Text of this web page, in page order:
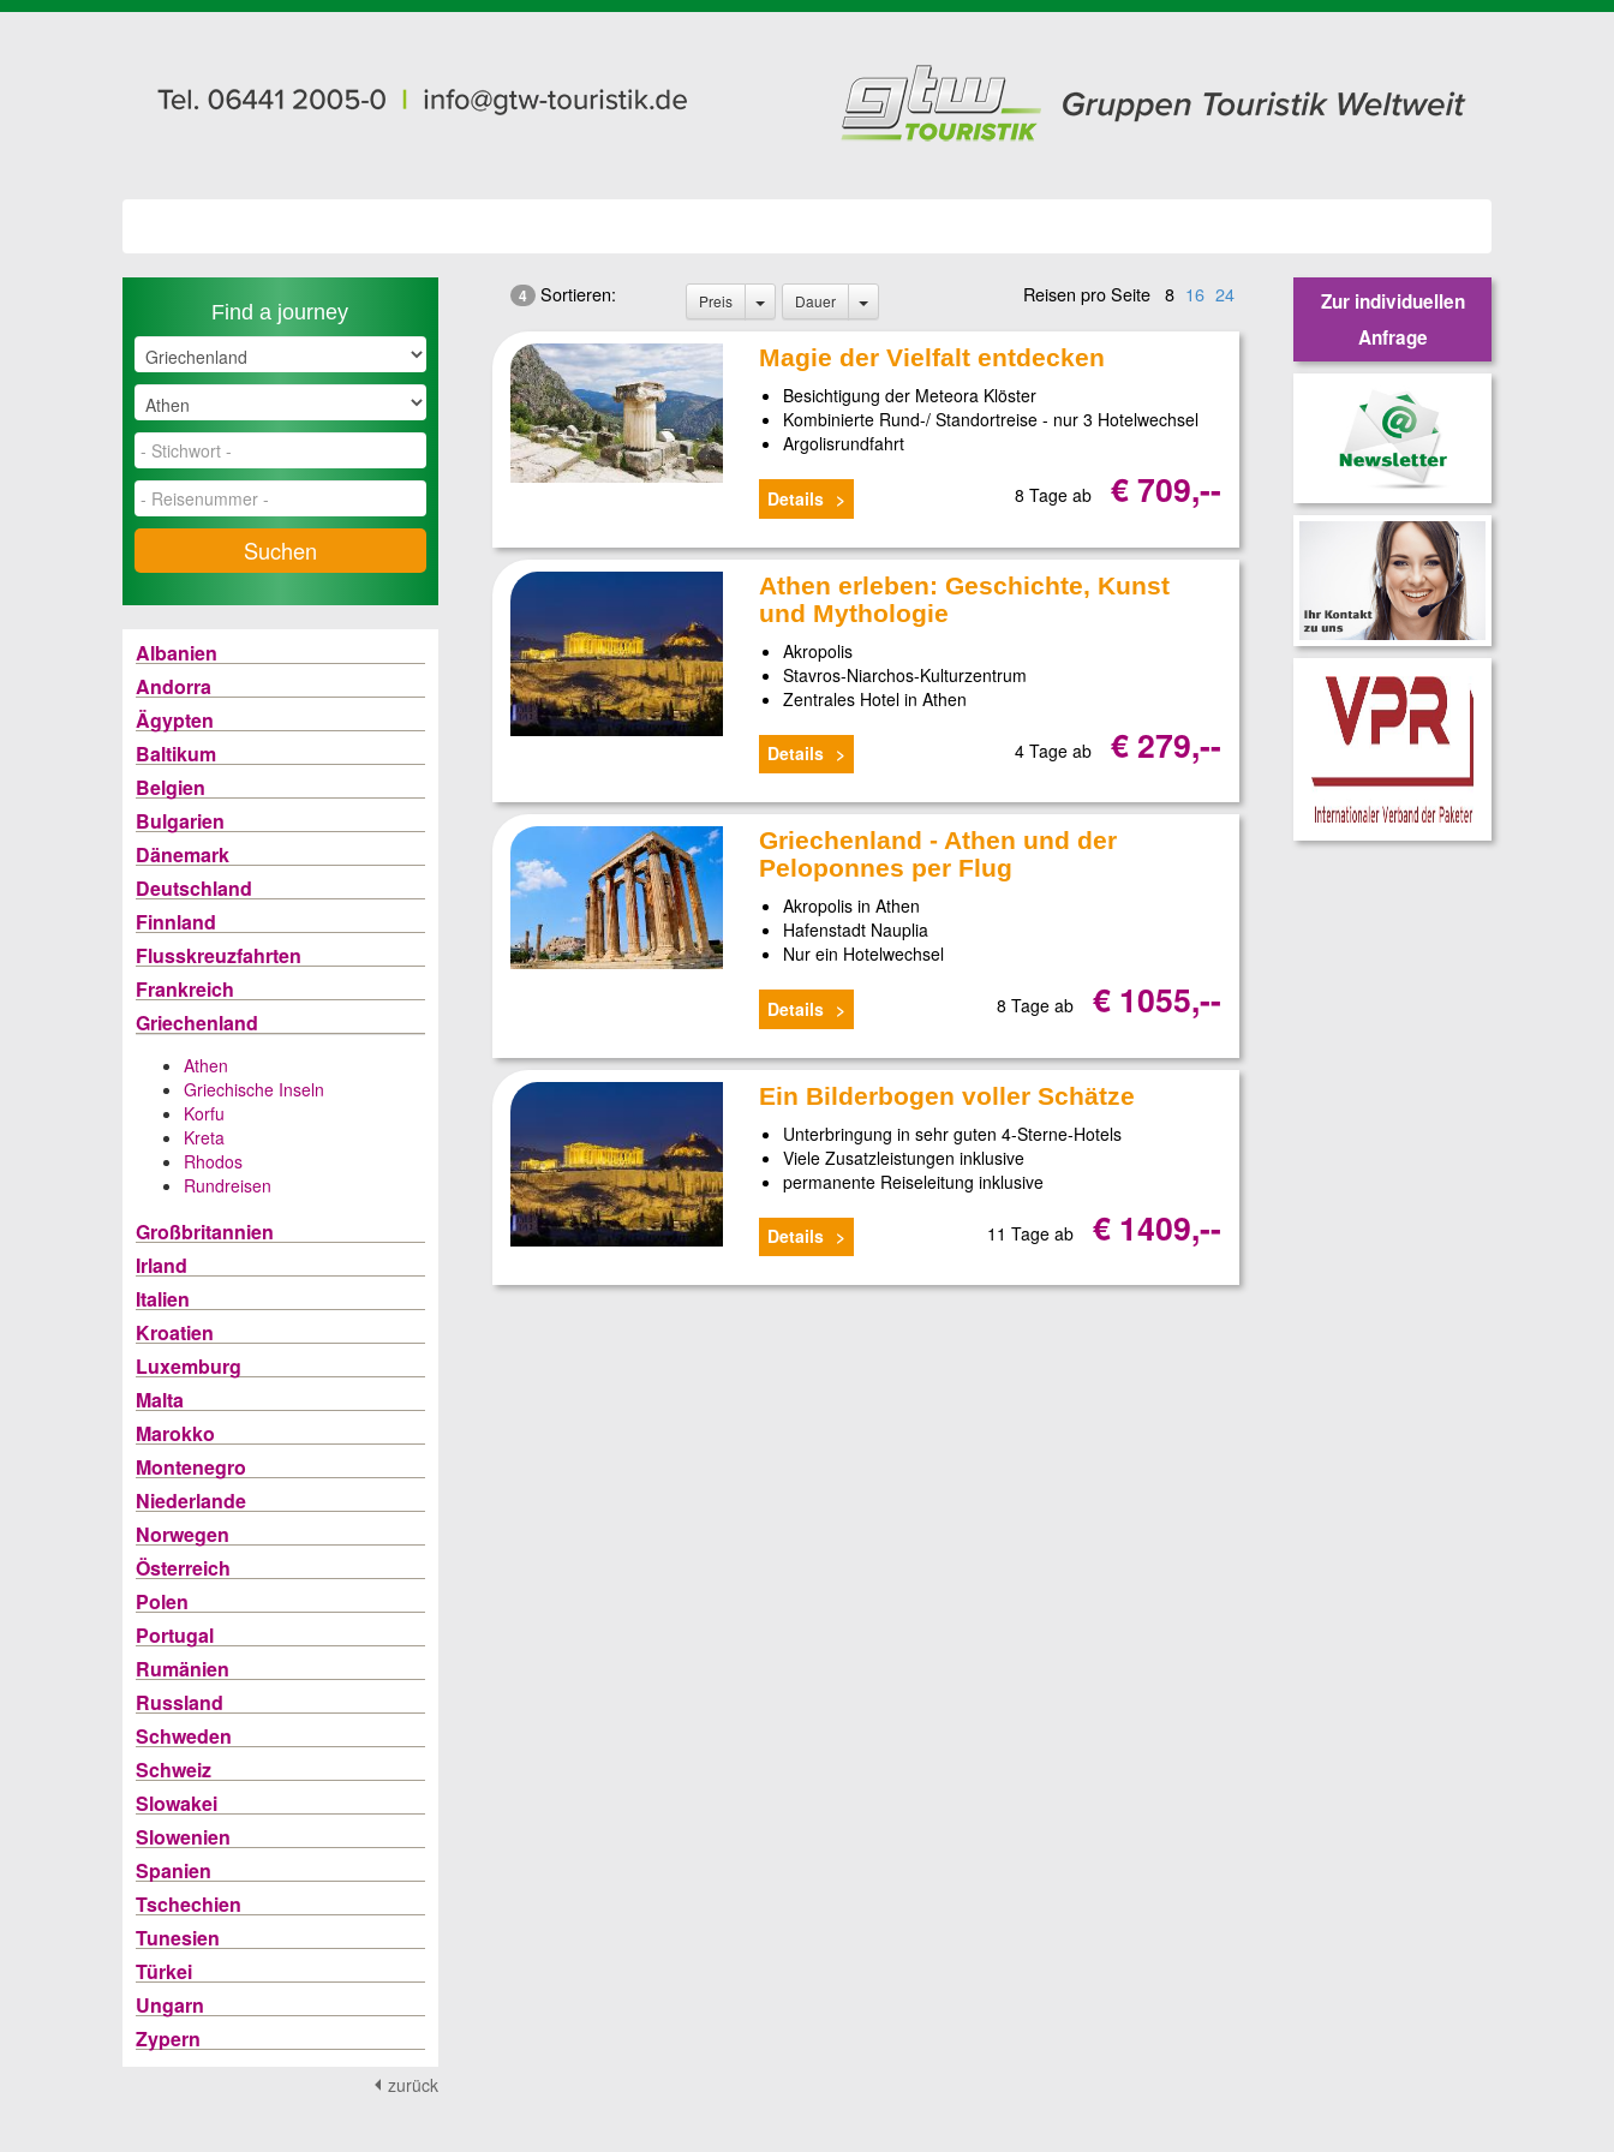
Find a journey
Suchen
Albanien
Andorra
Ägypten
Baltikum
Belgien
Bulgarien
Dänemark
Deutschland
Finnland
Flusskreuzfahrten
Frankreich
Griechenland
Athen
Griechische Inseln
Korfu
Kreta
Rhodos
Rundreisen
Großbritannien
Irland
Italien
Kroatien
Luxemburg
Malta
Marokko
Montenegro
Niederlande
Norwegen
Österreich
Polen
Portugal
Rumänien
Russland
Schweden
Schweiz
Slowakei
Slowenien
Spanien
Tschechien
Tunesien
Türkei
Ungarn
Zypern
zurück
4 Sortieren: Preis Dauer Reisen pro Seite 8 16 24
Magie der Vielfalt entdecken
Besichtigung der Meteora Klöster
Kombinierte Rund-/ Standortreise - nur 3 Hotelwechsel
Argolisrundfahrt
Details 8 Tage ab € 709,--
Athen erleben: Geschichte, Kunst
und Mythologie
Akropolis
Stavros-Niarchos-Kulturzentrum
Zentrales Hotel in Athen
Details 4 Tage ab € 279,--
Griechenland - Athen und der
Peloponnes per Flug
Akropolis in Athen
Hafenstadt Nauplia
Nur ein Hotelwechsel
Details 8 Tage ab € 1055,--
Ein Bilderbogen voller Schätze
Unterbringung in sehr guten 4-Sterne-Hotels
Viele Zusatzleistungen inklusive
permanente Reiseleitung inklusive
Details 11 Tage ab € 1409,--
Zur individuellen
Anfrage